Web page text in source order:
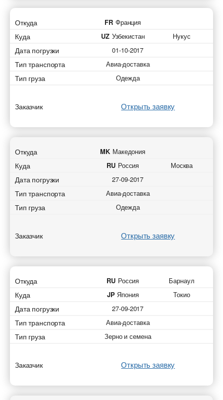
Откуда FR Франция
Куда UZ Узбекистан Нукус
Дата погрузки 01-10-2017
Тип транспорта Авиа-доставка
Тип груза Одежда
Заказчик Открыть заявку
Откуда MK Македония
Куда RU Россия Москва
Дата погрузки 27-09-2017
Тип транспорта Авиа-доставка
Тип груза Одежда
Заказчик Открыть заявку
Откуда RU Россия Барнаул
Куда JP Япония Токио
Дата погрузки 27-09-2017
Тип транспорта Авиа-доставка
Тип груза Зерно и семена
Заказчик Открыть заявку